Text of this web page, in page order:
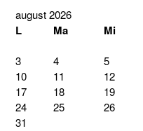
august 2026
L Ma Mi
3
4 5
10
11 12
17
18 19
24
25 26
31